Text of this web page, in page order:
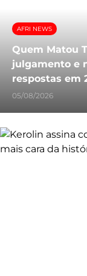
AFRI NEWS
Quem Matou
julgamento e
respostas em
05/08/2026